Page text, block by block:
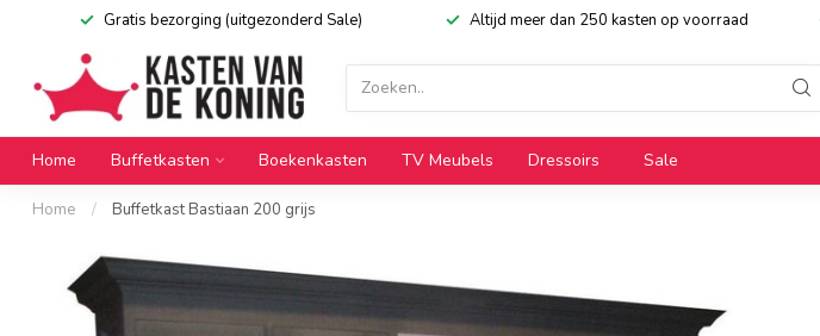
Gratis bezorging (uitgezonderd Sale) Altijd meer dan 250 kasten op voorraad
Home Buffetkasten Boekenkasten TV Meubels Dressoirs Sale
Home / Buffetkast Bastiaan 200 grijs